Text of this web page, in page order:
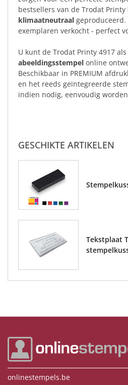
bestsellers van de Trodat
klimaatneutraal geproduceerd.
exemplaren verkocht - perfect
U kunt de Trodat Printy 4917 als
abeeldingsstempel online
Beschikbaar in PREMIUM
en het reeds geïntegreerde
indien nodig, eenvoudig
GESCHIKTE ARTIKELEN
Tekstplaat
onlinestempels.be